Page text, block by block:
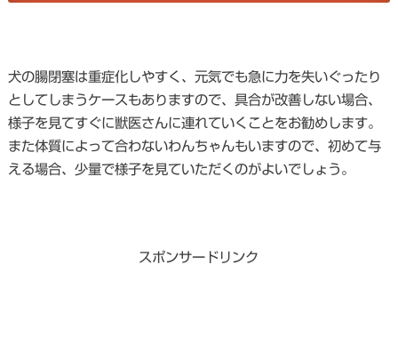
犬の腸閉塞は重症化しやすく、元気でも急に力を失いぐったり
としてしまうケースもありますので、具合が改善しない場合、
様子を見てすぐに獣医さんに連れていくことをお勧めします。
また体質によって合わないわんちゃんもいますので、初めて与
える場合、少量で様子を見ていただくのがよいでしょう。
スポンサードリンク